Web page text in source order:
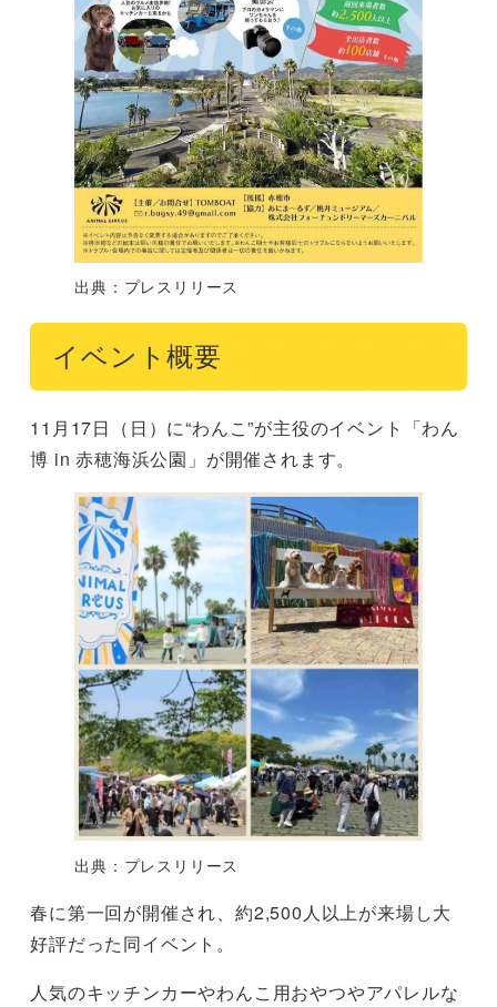
出典：プレスリリース
イベント概要
11月17日（日）に“わんこ”が主役のイベント「わん
博 in 赤穂海浜公園」が開催されます。
出典：プレスリリース
春に第一回が開催され、約2,500人以上が来場し大
好評だった同イベント。
人気のキッチンカーやわんこ用おやつやアパレルな